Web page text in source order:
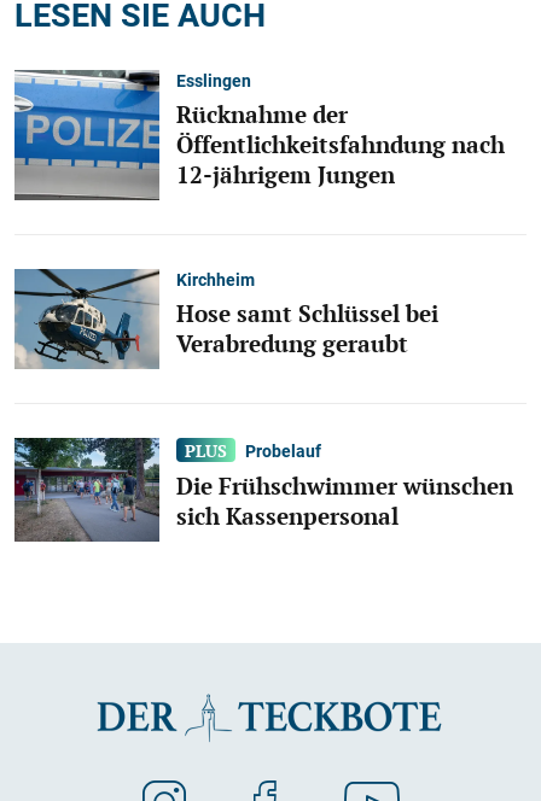
LESEN SIE AUCH
Esslingen
Rücknahme der
Öffentlichkeitsfahndung nach
12-jährigem Jungen
Kirchheim
Hose samt Schlüssel bei
Verabredung geraubt
Probelauf
Die Frühschwimmer wünschen
sich Kassenpersonal